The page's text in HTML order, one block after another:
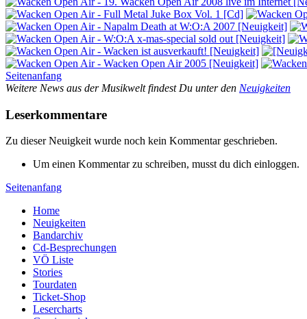
Seitenanfang
Weitere News aus der Musikwelt findest Du unter den Neuigkeiten
Leserkommentare
Zu dieser Neuigkeit wurde noch kein Kommentar geschrieben.
Um einen Kommentar zu schreiben, musst du dich einloggen.
Seitenanfang
Home
Neuigkeiten
Bandarchiv
Cd-Besprechungen
VÖ Liste
Stories
Tourdaten
Ticket-Shop
Lesercharts